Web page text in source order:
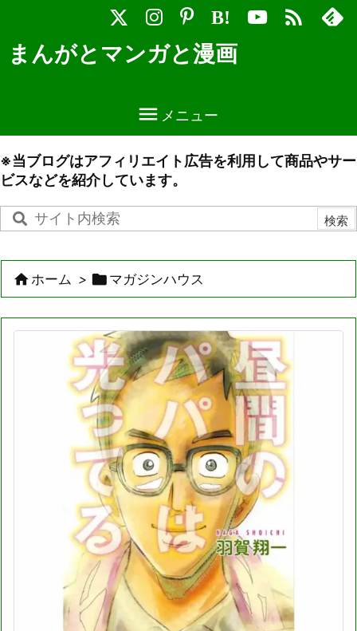
まんがとマンガと漫画
メニュー
B! 
※当ブログはアフィリエイト広告を利用して商品やサー
ビスなどを紹介しています。
ホーム >  マガジンハウス